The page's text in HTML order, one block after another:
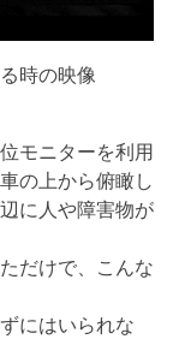
時の映像
モニターを利用
の上から俯瞰し
に人や障害物が
だけで、こんな
にはいられな